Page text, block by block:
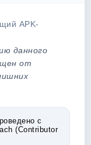
APK-
данного
от
с
(Contributor